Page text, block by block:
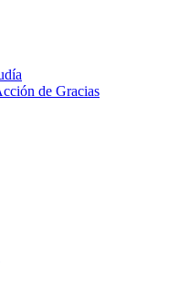
de Gracias